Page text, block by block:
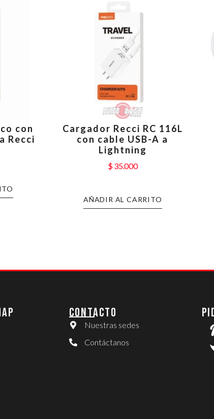
con
Recci
Cargador Recci RC 116L
con cable USB-A a
Lightning
$35.000
AÑADIR AL CARRITO
CONTACTO
Nuestras sedes
Contáctanos